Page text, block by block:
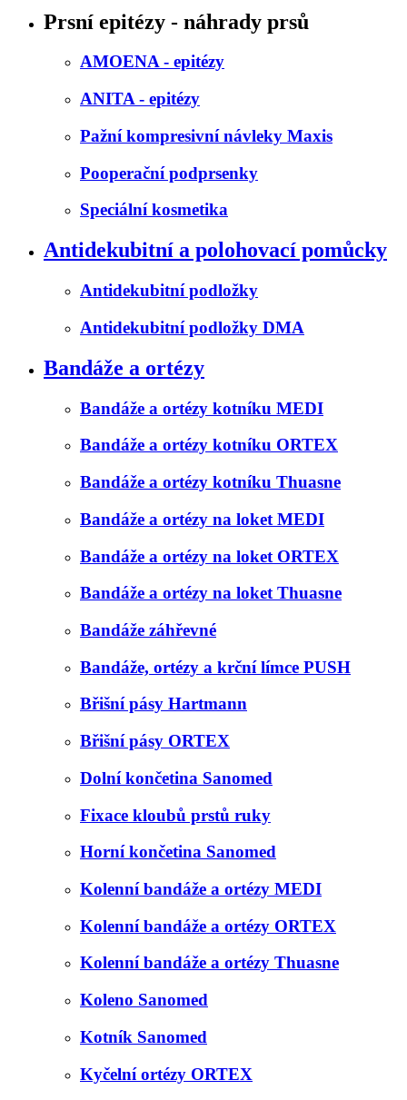
Prsní epitézy - náhrady prsů
AMOENA - epitézy
ANITA - epitézy
Pažní kompresivní návleky Maxis
Pooperační podprsenky
Speciální kosmetika
Antidekubitní a polohovací pomůcky
Antidekubitní podložky
Antidekubitní podložky DMA
Bandáže a ortézy
Bandáže a ortézy kotníku MEDI
Bandáže a ortézy kotníku ORTEX
Bandáže a ortézy kotníku Thuasne
Bandáže a ortézy na loket MEDI
Bandáže a ortézy na loket ORTEX
Bandáže a ortézy na loket Thuasne
Bandáže záhřevné
Bandáže, ortézy a krční límce PUSH
Břišní pásy Hartmann
Břišní pásy ORTEX
Dolní končetina Sanomed
Fixace kloubů prstů ruky
Horní končetina Sanomed
Kolenní bandáže a ortézy MEDI
Kolenní bandáže a ortézy ORTEX
Kolenní bandáže a ortézy Thuasne
Koleno Sanomed
Kotník Sanomed
Kyčelní ortézy ORTEX